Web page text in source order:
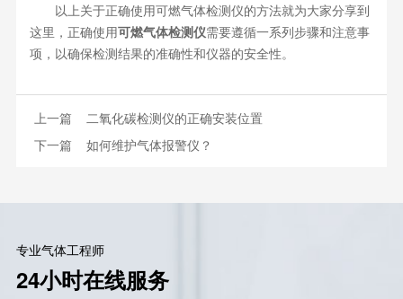
以上关于正确使用可燃气体检测仪的方法就为大家分享到
这里，正确使用可燃气体检测仪需要遵循一系列步骤和注意事
项，以确保检测结果的准确性和仪器的安全性。
上一篇 二氧化碳检测仪的正确安装位置
下一篇 如何维护气体报警仪？
专业气体工程师
24小时在线服务